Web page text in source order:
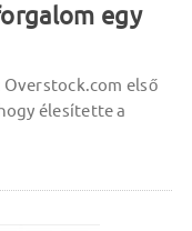
egy
első
élesítette a